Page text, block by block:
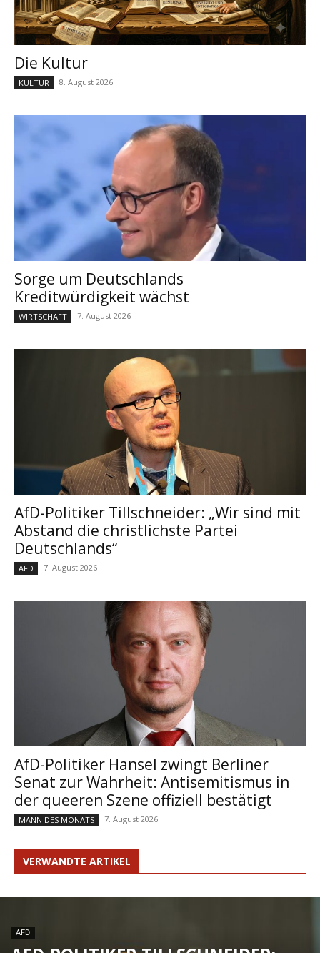
Die Kultur
KULTUR 8. August 2026
Sorge um Deutschlands
Kreditwürdigkeit wächst
WIRTSCHAFT 7. August 2026
AfD-Politiker Tillschneider: „Wir sind mit
Abstand die christlichste Partei
Deutschlands“
AFD 7. August 2026
AfD-Politiker Hansel zwingt Berliner
Senat zur Wahrheit: Antisemitismus in
der queeren Szene offiziell bestätigt
MANN DES MONATS 7. August 2026
VERWANDTE ARTIKEL
AFD